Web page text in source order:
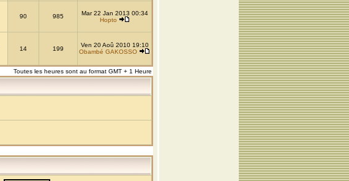
90 985
Mar 22 Jan 2013 00:34
Hopto
14 199
Ven 20 Aoû 2010 19:10
Obambé GAKOSSO
Toutes les heures sont au format GMT + 1 Heure